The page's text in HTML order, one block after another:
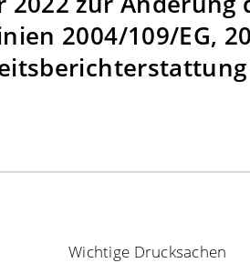
2004/109/EG,
Wichtige Drucksachen